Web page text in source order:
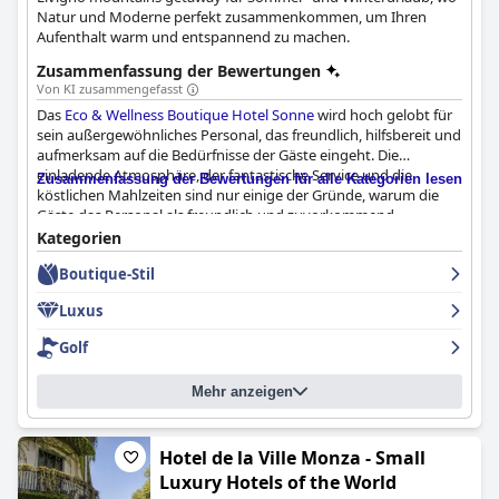
Einrichtungen bietet.
Natur und Moderne perfekt zusammenkommen, um Ihren
Aufenthalt warm und entspannend zu machen.
Zusammenfassung der Bewertungen
Von KI zusammengefasst
Das Eco & Wellness Boutique Hotel Sonnewird hoch gelobt für
sein außergewöhnliches Personal, das freundlich, hilfsbereit und
aufmerksam auf die Bedürfnisse der Gäste eingeht. Die
einladende Atmosphäre, der fantastische Service und die
köstlichen Mahlzeiten sind nur einige der Gründe, warum die
Gäste das Personal als freundlich und zuvorkommend
beschreiben. Der Besitzer ist besonders dafür bekannt, dass er
immer bereit ist, zu helfen. Die Gäste schätzen die Verfügbarkeit,
die Aufmerksamkeit und die aufrichtige Freundlichkeit des
Insgesamt bietet das Hotel dank des aufmerksamen Personals
ein unvergessliches Erlebnis.
Zusammenfassung der Bewertungen für alle Kategorien lesen
Kategorien
Boutique-Stil
Luxus
Golf
Mehr anzeigen
Hotel de la Ville Monza - Small
Luxury Hotels of the World